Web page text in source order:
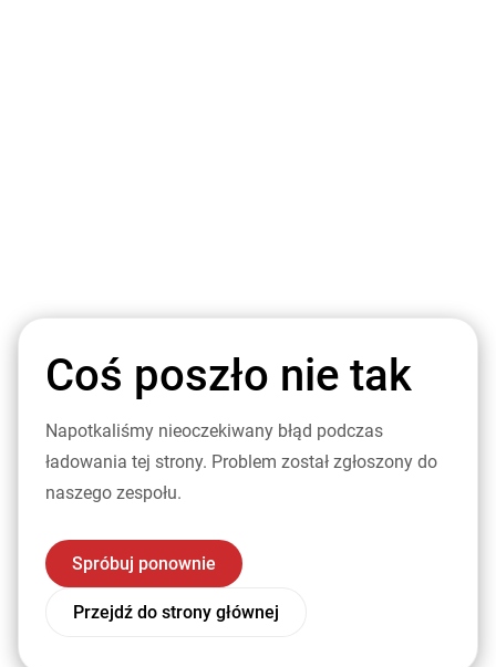
Coś poszło nie tak
Napotkaliśmy nieoczekiwany błąd podczas
ładowania tej strony. Problem został zgłoszony do
naszego zespołu.
Spróbuj ponownie
Przejdź do strony głównej